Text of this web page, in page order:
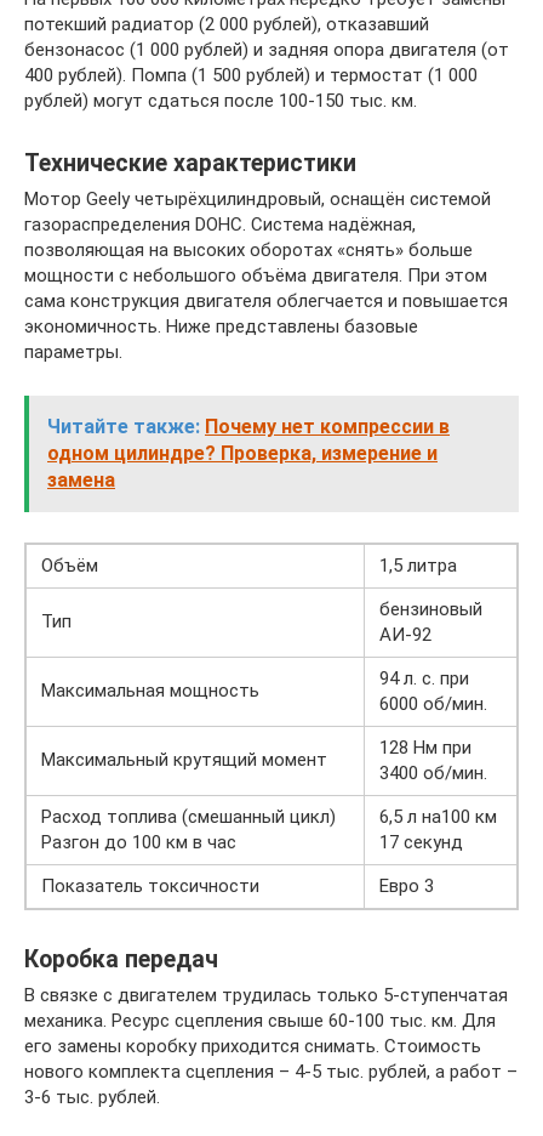
потекший радиатор (2 000 рублей), отказавший
бензонасос (1 000 рублей) и задняя опора двигателя (от
400 рублей). Помпа (1 500 рублей) и термостат (1 000
рублей) могут сдаться после 100-150 тыс. км.
Технические характеристики
Мотор Geely четырёхцилиндровый, оснащён системой
газораспределения DOHC. Система надёжная,
позволяющая на высоких оборотах «снять» больше
мощности с небольшого объёма двигателя. При этом
сама конструкция двигателя облегчается и повышается
экономичность. Ниже представлены базовые
параметры.
Читайте также: Почему нет компрессии в
одном цилиндре? Проверка, измерение и
замена
Объём 1,5 литра
Тип
бензиновый
АИ-92
Максимальная мощность
94 л. с. при
6000 об/мин.
Максимальный крутящий момент
128 Нм при
3400 об/мин.
Расход топлива (смешанный цикл)
Разгон до 100 км в час
6,5 л на100 км
17 секунд
Показатель токсичности
Евро 3
Коробка передач
В связке с двигателем трудилась только 5-ступенчатая
механика. Ресурс сцепления свыше 60-100 тыс. км. Для
его замены коробку приходится снимать. Стоимость
нового комплекта сцепления – 4-5 тыс. рублей, а работ –
3-6 тыс. рублей.